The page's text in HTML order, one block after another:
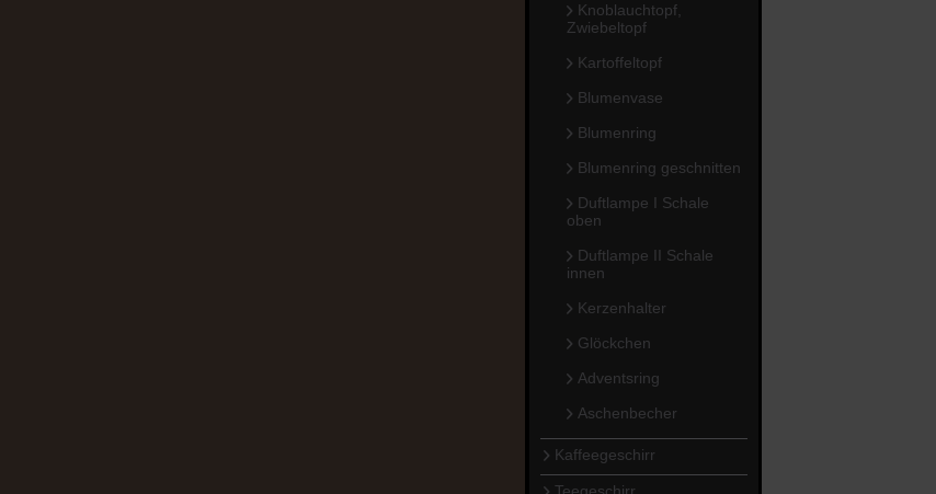
Knoblauchtopf,
Zwiebeltopf
Kartoffeltopf
Blumenvase
Blumenring
Blumenring geschnitten
Duftlampe I Schale
oben
Duftlampe II Schale
innen
Kerzenhalter
Glöckchen
Adventsring
Aschenbecher
Kaffeegeschirr